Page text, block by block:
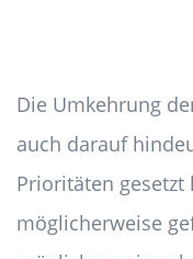
Die Umkehrung
auch darauf
Prioritäten gesetzt
möglicherweise